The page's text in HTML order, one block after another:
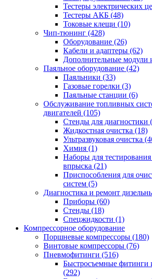
Тестеры электрических
Тестеры АКБ (48)
Токовые клещи (10)
Чип-тюнинг (428)
Оборудование (26)
Кабели и адаптеры (62)
Дополнительные модули
Паяльное оборудование (42)
Паяльники (33)
Газовые горелки (3)
Паяльные станции (6)
Обслуживание топливных
двигателей (105)
Стенды для диагностики
Жидкостная очистка (18)
Ультразвуковая очистка
Химия (1)
Наборы для
впрыска (21)
Приспособления для
систем (5)
Диагностика и ремонт
Приборы (60)
Стенды (18)
Спецжидкости (1)
Компрессорное оборудование
Поршневые компрессоры (180)
Винтовые компрессоры (76)
Пневмофитинги (516)
Быстросъемные фитинги
(292)